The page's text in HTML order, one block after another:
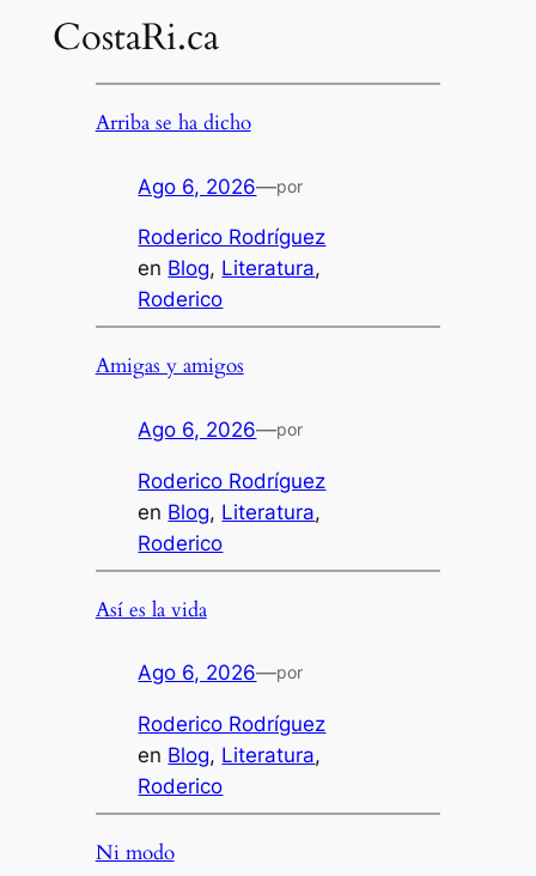
CostaRi.ca
Arriba se ha dicho
Ago 6, 2026—por
Roderico Rodríguez
en Blog, Literatura
Roderico
Amigas y amigos
Ago 6, 2026—por
Roderico Rodríguez
en Blog, Literatura
Roderico
Así es la vida
Ago 6, 2026—por
Roderico Rodríguez
en Blog, Literatura
Roderico
Ni modo